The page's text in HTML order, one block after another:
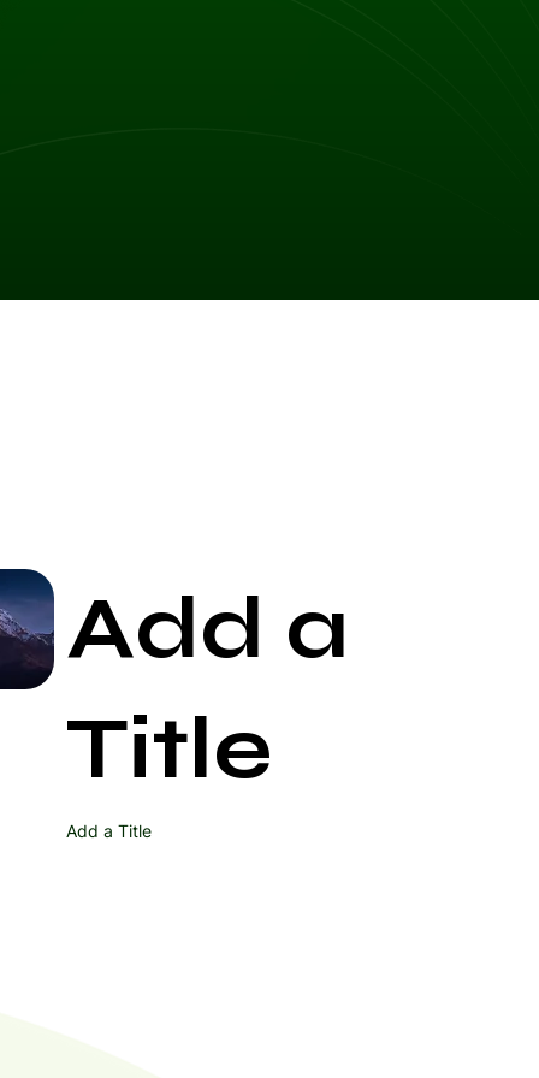
Add a
Title
Add a Title